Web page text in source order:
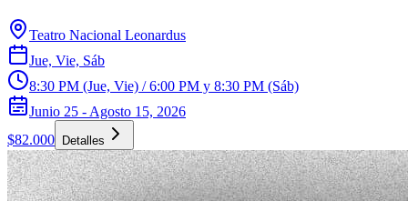
Teatro Nacional Leonardus
Jue, Vie, Sáb
8:30 PM (Jue, Vie) / 6:00 PM y 8:30 PM (Sáb)
Junio 25 - Agosto 15, 2026
$82.000
Detalles